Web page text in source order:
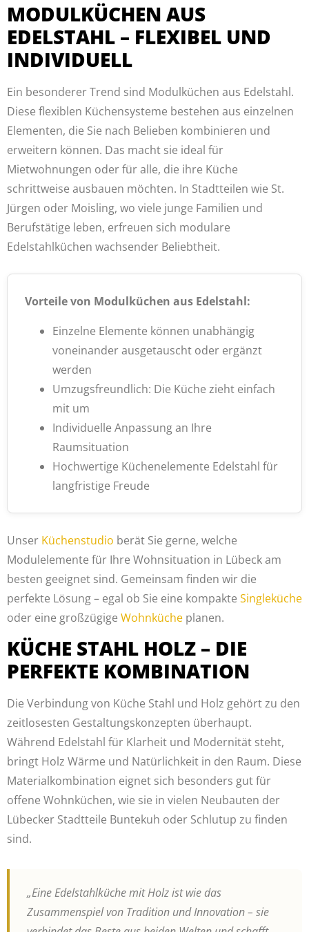
MODULKÜCHEN AUS
EDELSTAHL – FLEXIBEL UND
INDIVIDUELL
Ein besonderer Trend sind Modulküchen aus Edelstahl.
Diese flexiblen Küchensysteme bestehen aus einzelnen
Elementen, die Sie nach Belieben kombinieren und
erweitern können. Das macht sie ideal für
Mietwohnungen oder für alle, die ihre Küche
schrittweise ausbauen möchten. In Stadtteilen wie St.
Jürgen oder Moisling, wo viele junge Familien und
Berufstätige leben, erfreuen sich modulare
Edelstahlküchen wachsender Beliebtheit.
Vorteile von Modulküchen aus Edelstahl:
Einzelne Elemente können unabhängig
voneinander ausgetauscht oder ergänzt
werden
Umzugsfreundlich: Die Küche zieht einfach
mit um
Individuelle Anpassung an Ihre
Raumsituation
Hochwertige Küchenelemente Edelstahl für
langfristige Freude
Unser Küchenstudio berät Sie gerne, welche
Modulelemente für Ihre Wohnsituation in Lübeck am
besten geeignet sind. Gemeinsam finden wir die
perfekte Lösung – egal ob Sie eine kompakte Singleküche
oder eine großzügige Wohnküche planen.
KÜCHE STAHL HOLZ – DIE
PERFEKTE KOMBINATION
Die Verbindung von Küche Stahl und Holz gehört zu den
zeitlosesten Gestaltungskonzepten überhaupt.
Während Edelstahl für Klarheit und Modernität steht,
bringt Holz Wärme und Natürlichkeit in den Raum. Diese
Materialkombination eignet sich besonders gut für
offene Wohnküchen, wie sie in vielen Neubauten der
Lübecker Stadtteile Buntekuh oder Schlutup zu finden
sind.
„Eine Edelstahlküche mit Holz ist wie das
Zusammenspiel von Tradition und Innovation – sie